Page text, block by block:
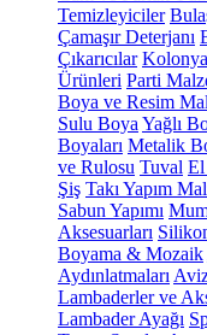
Temizleyiciler
Çamaşır Deterjanı
Çıkarıcılar Kolonya
Ürünleri Parti
Boya ve Resim
Sulu Boya Yağlı
Boyaları Metalik
ve Rulosu Tuval El
Şiş Takı Yapım
Sabun Yapımı
Aksesuarları
Boyama & Mozaik
Aydınlatmaları
Lambaderler ve
Lambader Ayağı